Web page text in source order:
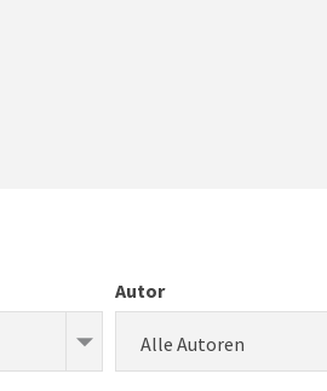
Autor
Alle Autoren